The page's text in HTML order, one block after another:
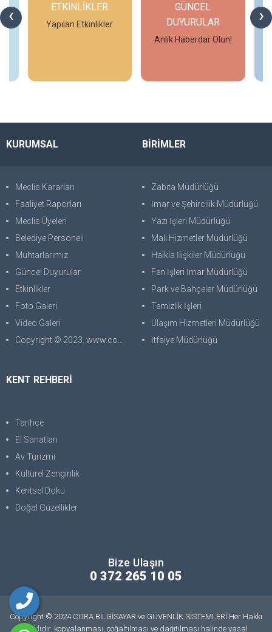
‹ ›
ETKİNLİKLER
Yapılan Etkinlikler
GÜNCEL
DUYURULAR
Anlık Haberdar Olun!
KURUMSAL
Meclis Kararları
Faaliyet Raporları
Meclis Üyeleri
Belediye Personeli
Muhtarlarımız
Güncel Duyurular
Etkinlikler
Foto Galeri
Video Galeri
Copyright © 2023. www.corabilgisayar.com Her Hakkı Saklıdır. kopyalanması, çoğaltılması ve dağıtılması halinde yasal haklarımız işletilecektir.
BİRİMLER
Zabıta Müdürlüğü
İmar ve Şehircilik Müdürlüğü
Yazı İşleri Müdürlüğü
Mali Hizmetler Müdürlüğü
Halkla İlişkiler Müdürlüğü
Fen İşleri İmar Müdürlüğü
Park ve Bahçeler Müdürlüğü
Temizlik İşleri
Ulaşım Hizmetleri Müdürlüğü
İtfaiye Müdürlüğü
KENT REHBERİ
Tarihçe
El Sanatları
Av Turizmi
Kültürel Zenginlik
Kentsel Doku
Doğal Güzellikler
Bize Ulaşın
0 372 265 10 05
Copyright © 2024 CORA BİLGİSAYAR ve GÜVENLİK SİSTEMLERİ Her Hakkı
Saklıdır. kopyalanması, çoğaltılması ve dağıtılması halinde yasal